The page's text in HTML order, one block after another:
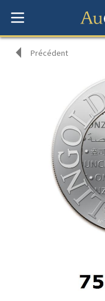
Précédent